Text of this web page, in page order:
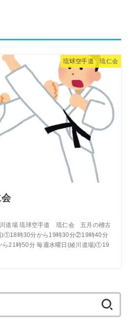
琉球空手道 琉仁会
道場 琉球空手道 琉仁会 五月の稽古
)①18時30分から19時30分②19時40分
21時50分 毎週水曜日(綾川道場)①19
索: